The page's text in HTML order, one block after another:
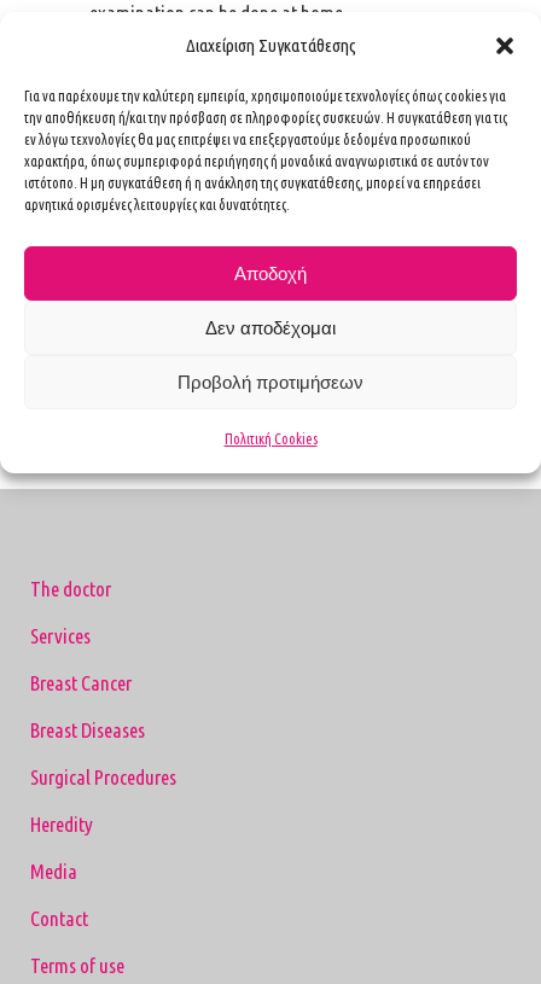
Διαχείριση Συγκατάθεσης
Για να παρέχουμε την καλύτερη εμπειρία, χρησιμοποιούμε τεχνολογίες όπως cookies για
την αποθήκευση ή/και την πρόσβαση σε πληροφορίες συσκευών. Η συγκατάθεση για τις
εν λόγω τεχνολογίες θα μας επιτρέψει να επεξεργαστούμε δεδομένα προσωπικού
χαρακτήρα, όπως συμπεριφορά περιήγησης ή μοναδικά αναγνωριστικά σε αυτόν τον
ιστότοπο. Η μη συγκατάθεση ή η ανάκληση της συγκατάθεσης, μπορεί να επηρεάσει
αρνητικά ορισμένες λειτουργίες και δυνατότητες.
Αποδοχή
Δεν αποδέχομαι
Προβολή προτιμήσεων
Πολιτική Cookies
examination can be done at home.
HOLISTIC TREATMENT
The holistic treatment of all forms of cancer is
important for improving the patient’s quality of
The doctor
Services
Breast Cancer
Breast Diseases
Surgical Procedures
Heredity
Media
Contact
Terms of use